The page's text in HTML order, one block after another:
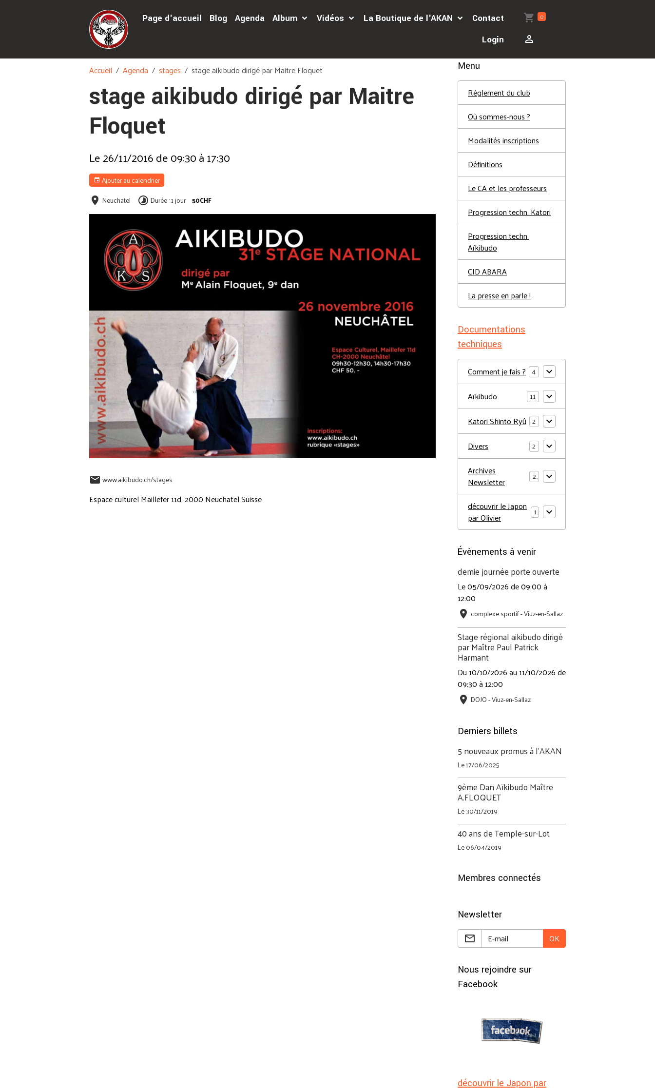
Page d'accueil Blog Agenda Album Vidéos La Boutique de l'AKAN
Contact
Login
0
Accueil Agenda stages stage aikibudo dirigé par Maitre Floquet
stage aikibudo dirigé par Maitre
Floquet
Le 26/11/2016de 09:30à 17:30
Ajouter au calendrier
Neuchatel
Durée : 1 jour 50CHF
www.aikibudo.ch/stages
Espace culturel Maillefer 11d, 2000 Neuchatel Suisse
Menu
Règlement du club
Où sommes-nous ?
Modalités inscriptions
Définitions
Le CA et les professeurs
Progression techn. Katori
Progression techn.
Aïkibudo
CID ABARA
La presse en parle !
Documentations
techniques
Comment je fais ? 4
Aïkibudo 11
Katori Shinto Ryû 2
Divers 2
Archives
Newsletter
2
découvrir le Japon
par Olivier
1
Évènements à venir
demie journée porte ouverte
Le 05/09/2026de 09:00à
12:00
complexe sportif - Viuz-en-Sallaz
Stage régional aikibudo dirigé
par Maître Paul Patrick
Harmant
Du 10/10/2026au 11/10/2026de
09:30à 12:00
DOJO - Viuz-en-Sallaz
Derniers billets
5 nouveaux promus à l'AKAN
Le 17/06/2025
9ème Dan Aïkibudo Maître
A.FLOQUET
Le 30/11/2019
40 ans de Temple-sur-Lot
Le 06/04/2019
Membres connectés
Newsletter
OK
Nous rejoindre sur
Facebook
découvrir le Japon par